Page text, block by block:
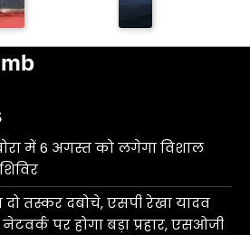
में 6 अगस्त को लगेगा विशाल
तस्कर दबोचे, एसपी रेखा यादव
पर होगा बड़ा प्रहार, एसओजी